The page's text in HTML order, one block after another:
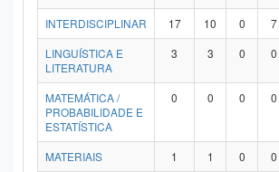
INTERDISCIPLINAR
17 10 0 7
LINGUÍSTICA E
LITERATURA
3 3 0 0
MATEMÁTICA /
PROBABILIDADE E
ESTATÍSTICA
0 0 0 0
MATERIAIS 1 1 0 0